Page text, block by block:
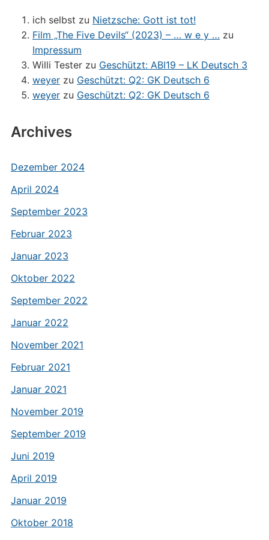
ich selbst zu Nietzsche: Gott ist tot!
Film „The Five Devils“ (2023) – … w e y … zu
Impressum
Willi Testerzu Geschützt: ABI19 – LK Deutsch 3
weyerzu Geschützt: Q2: GK Deutsch 6
weyerzu Geschützt: Q2: GK Deutsch 6
Archives
Dezember 2024
April 2024
September 2023
Februar 2023
Januar 2023
Oktober 2022
September 2022
Januar 2022
November 2021
Februar 2021
Januar 2021
November 2019
September 2019
Juni 2019
April 2019
Januar 2019
Oktober 2018